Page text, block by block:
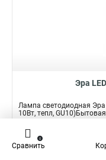
Эра
Лампа светодиодная Эра
10Вт, тепл,
Подробнее
Наличие:
Сравнить
0